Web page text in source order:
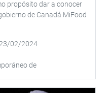
propósito dar a conocer
de Canadá MiFood
02/2024
de